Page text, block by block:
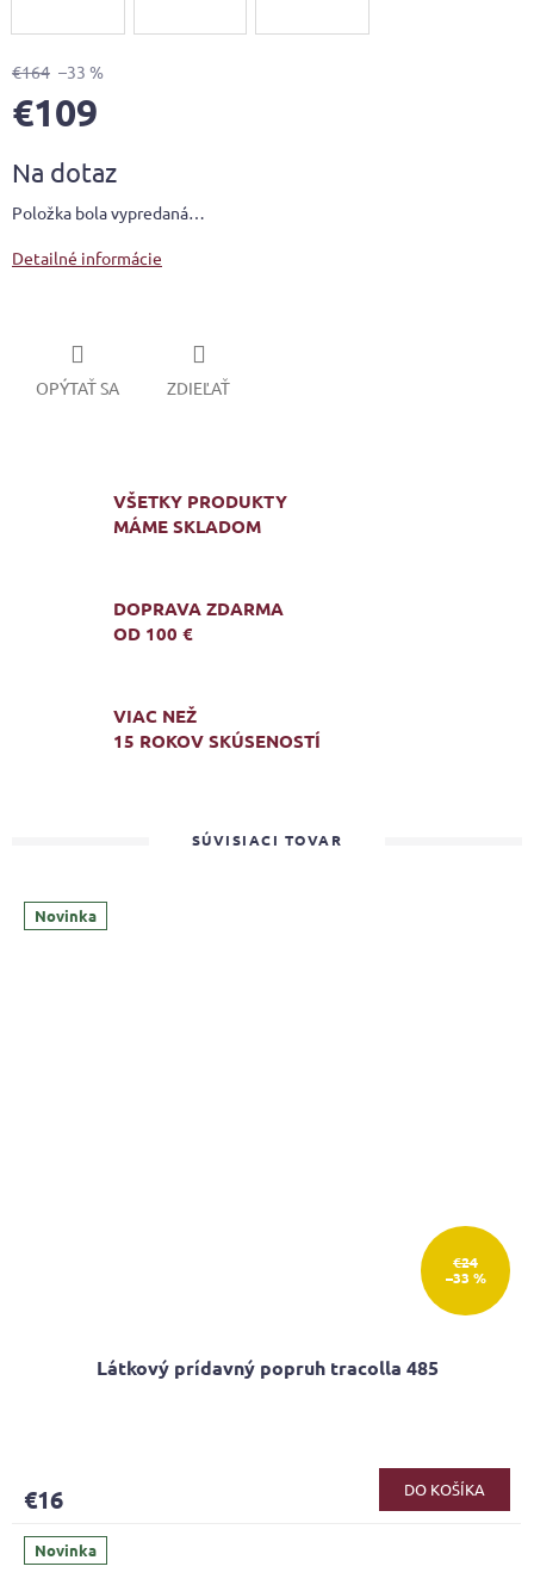
€164 –33 %
€109
cena:
Na dotaz
Položka bola vypredaná…
Detailné informácie
OPÝTAŤ SA ZDIEĽAŤ
VŠETKY PRODUKTY
MÁME SKLADOM
DOPRAVA ZDARMA
OD 100 €
VIAC NEŽ
15 ROKOV SKÚSENOSTÍ
SÚVISIACI TOVAR
Novinka
€24
–33 %
Látkový prídavný popruh tracolla 485
€16 DO KOŠÍKA
Novinka